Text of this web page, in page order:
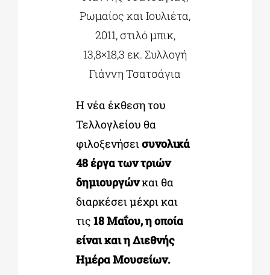
Ρωμαίος και Ιουλιέτα,
2011, στιλό μπικ,
13,8×18,3 εκ. Συλλογή
Γιάννη Τσατσάγια
Η νέα έκθεση του
Τελλογλείου θα
φιλοξενήσεισυνολικά
48 έργα των τριών
δημιουργώνκαι θα
διαρκέσει μέχρι και
τις 18 Μαΐου, η οποία
είναι και η Διεθνής
Ημέρα Μουσείων.